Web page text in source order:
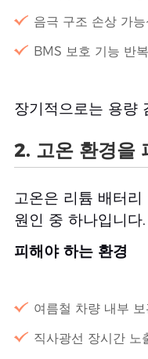
음극 구조 손상 가
BMS 보호 기능 반
장기적으로는 용량
2. 고온 환경을
고온은 리튬 배터
원인 중 하나입니다.
피해야 하는 환경
여름철 차량 내부
직사광선 장시간 노